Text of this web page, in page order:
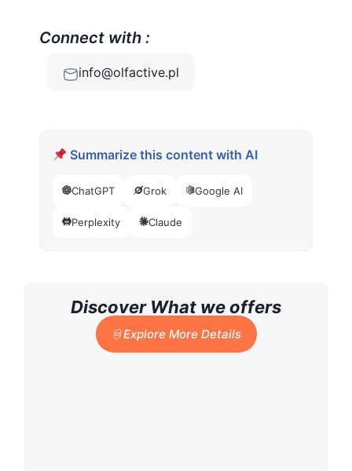
Connect with :
info@olfactive.pl
Summarize this content with AI
ChatGPT Grok Google AI
Perplexity Claude
Discover What we offers
Explore More Details